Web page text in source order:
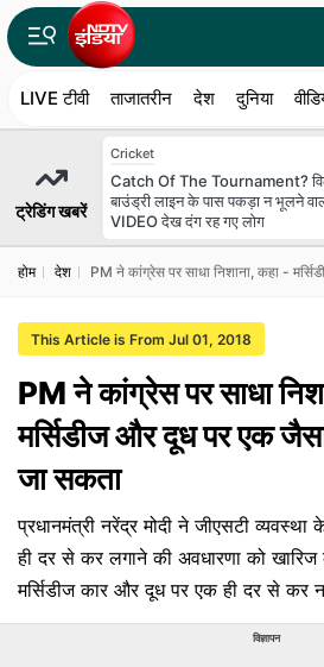
LIVE टीवी ताजातरीन देश दुनिया
ट्रेडिंग खबरें
Cricket
Catch Of The Tournament?
बाउंड्री लाइन के पास पकड़ा न भूलने
VIDEO देख दंग रह गए लोग
होम देश PM ने कांग्रेस पर साधा निशाना, कहा -
This Article is From Jul 01, 2018
PM ने कांग्रेस पर साधा
मर्सिडीज और दूध पर एक
जा सकता
प्रधानमंत्री नरेंद्र मोदी ने जीएसटी
ही दर से कर लगाने की अवधारणा को खारिज
मर्सिडीज कार और दूध पर एक ही दर से कर
विज्ञापन